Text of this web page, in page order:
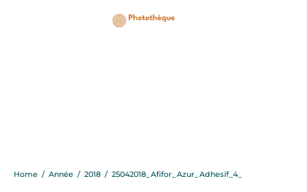
Home / Année / 2018 / 25042018_Afifor_Azur_Adhesif_4_